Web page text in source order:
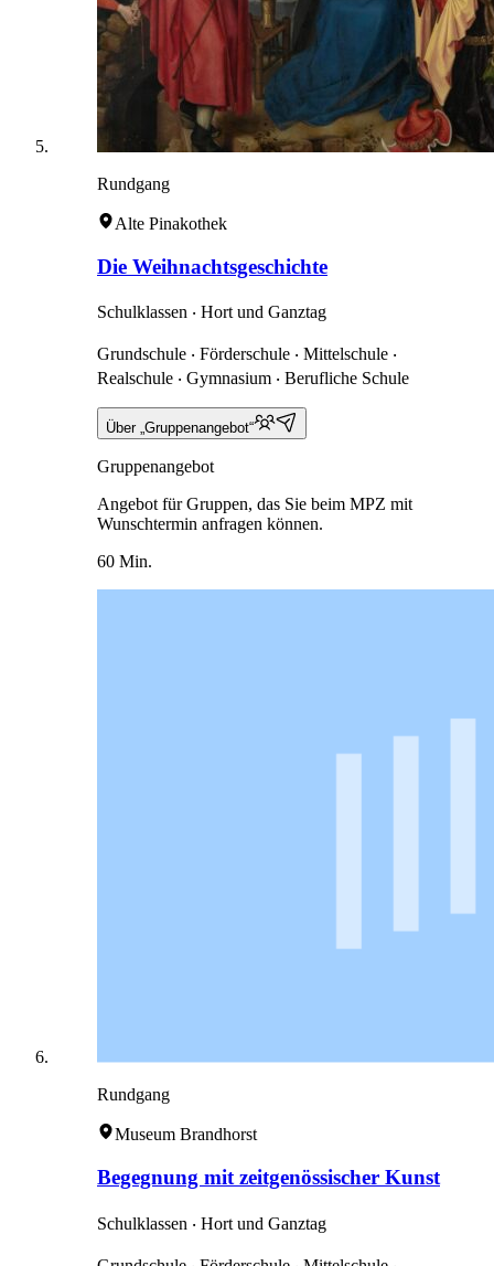
Rundgang
Alte Pinakothek
Die Weihnachtsgeschichte
Schulklassen ‧ Hort und Ganztag
Grundschule ‧ Förderschule ‧ Mittelschule ‧
Realschule ‧ Gymnasium ‧ Berufliche Schule
Über „Gruppenangebot“
Gruppenangebot
Angebot für Gruppen, das Sie beim MPZ mit
Wunschtermin anfragen können.
60 Min.
Rundgang
Museum Brandhorst
Begegnung mit zeitgenössischer Kunst
Schulklassen ‧ Hort und Ganztag